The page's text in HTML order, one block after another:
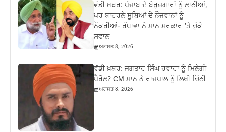
ਵੱਡੀ ਖ਼ਬਰ: ਪੰਜਾਬ ਦੇ ਬੇਰੁਜ਼ਗਾਰਾਂ ਨੂੰ ਲਾਠੀਆਂ,
ਪਰ ਬਾਹਰਲੇ ਸੂਬਿਆਂ ਦੇ ਨੌਜਵਾਨਾਂ ਨੂੰ
ਨੌਕਰੀਆਂ- ਰੰਧਾਵਾ ਨੇ ਮਾਨ ਸਰਕਾਰ ‘ਤੇ ਚੁੱਕੇ
ਸਵਾਲ
ਅਗਸਤ 8, 2026
ਵੱਡੀ ਖ਼ਬਰ: ਜਗਤਾਰ ਸਿੰਘ ਹਵਾਰਾ ਨੂੰ ਮਿਲੇਗੀ
ਪੈਰੋਲ? CM ਮਾਨ ਨੇ ਰਾਜਪਾਲ ਨੂੰ ਲਿਖੀ ਚਿੱਠੀ
ਅਗਸਤ 8, 2026